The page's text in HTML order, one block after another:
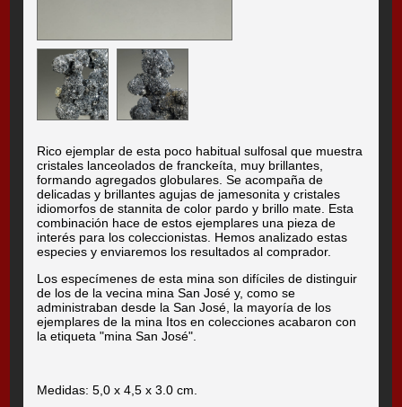
Rico ejemplar de esta poco habitual sulfosal que muestra
cristales lanceolados de franckeíta, muy brillantes,
formando agregados globulares. Se acompaña de
delicadas y brillantes agujas de jamesonita y cristales
idiomorfos de stannita de color pardo y brillo mate. Esta
combinación hace de estos ejemplares una pieza de
interés para los coleccionistas. Hemos analizado estas
especies y enviaremos los resultados al comprador.
Los especímenes de esta mina son difíciles de distinguir
de los de la vecina mina San José y, como se
administraban desde la San José, la mayoría de los
ejemplares de la mina Itos en colecciones acabaron con
la etiqueta "mina San José".
Medidas: 5,0 x 4,5 x 3.0 cm.